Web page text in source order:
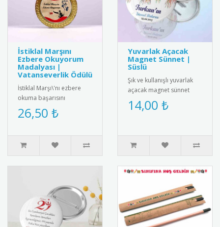
İstiklal Marşını
Ezbere Okuyorum
Madalyası |
Vatanseverlik Ödülü
İstiklal Marşı\'nı ezbere
okuma başarısını
ödüllendiren özel tasarım
madalya. Milli
26,50 ₺
Yuvarlak Açacak
Magnet Sünnet |
Süslü
Şık ve kullanışlı yuvarlak
açacak magnet sünnet
hediyesi. Yüksek kaliteli
mıknatıs ve paslanmaz
14,00 ₺